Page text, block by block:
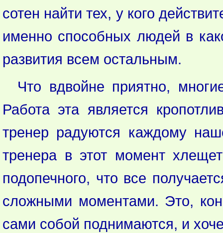
сотен найти тех, у кого
именно способных людей в
развития всем остальным.
Что вдвойне приятно,
Работа эта является
тренер радуются каждому
тренера в этот момент
подопечного, что все
сложными моментами. Это,
сами собой поднимаются, и